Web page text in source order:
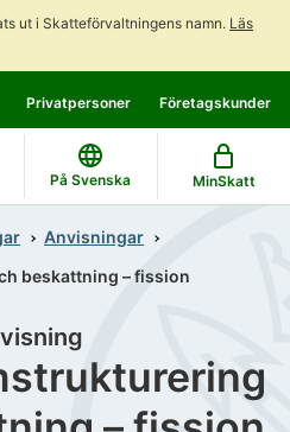
ut i Skatteförvaltningens namn. Läs
direkt
till
innehållet
till
hela
webbplatsens
sökning
Privatpersoner Företagskunder
På Svenska MinSkatt
Anvisningar
beskattning – fission